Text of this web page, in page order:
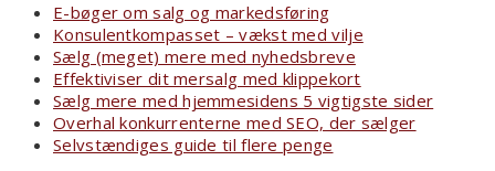
E-bøger om salg og markedsføring
Konsulentkompasset – vækst med vilje
Sælg (meget) mere med nyhedsbreve
Effektiviser dit mersalg med klippekort
Sælg mere med hjemmesidens 5 vigtigste sider
Overhal konkurrenterne med SEO, der sælger
Selvstændiges guide til flere penge